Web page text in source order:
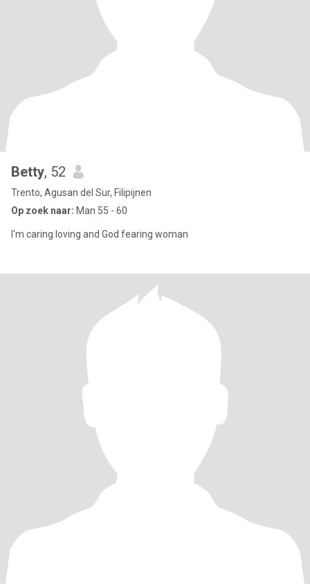
Betty, 52
Trento, Agusan del Sur, Filipijnen
Op zoek naar: Man 55 - 60
I'm caring loving and God fearing woman